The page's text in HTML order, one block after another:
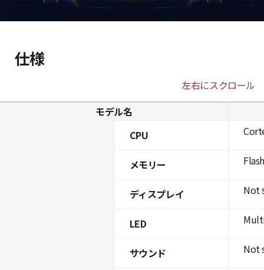
仕様
左右にスクロール
モデル名
CPU
メモリー
ディスプレイ
LED
サウンド
Not
Not